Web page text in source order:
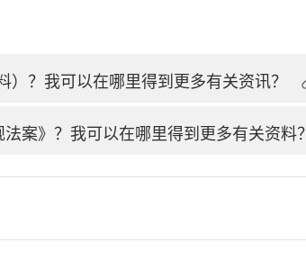
）？我可以在哪里得到更多有关资讯？
案》？我可以在哪里得到更多有关资料？